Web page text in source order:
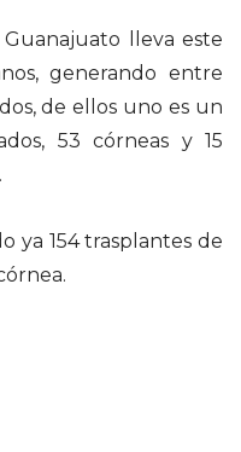
lleva este
generando entre
de ellos uno es un
53 córneas y 15
ya 154 trasplantes de